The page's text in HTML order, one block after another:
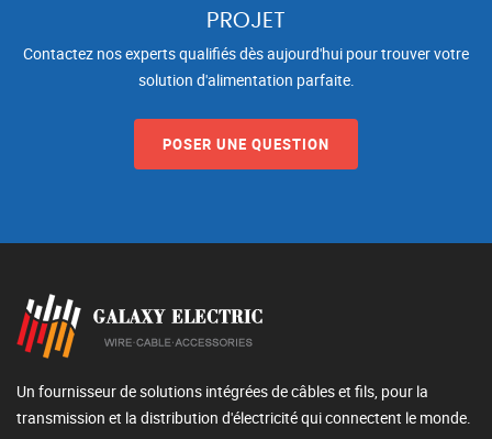
PROJET
Contactez nos experts qualifiés dès aujourd'hui pour trouver votre
solution d'alimentation parfaite.
POSER UNE QUESTION
Un fournisseur de solutions intégrées de câbles et fils, pour la
transmission et la distribution d'électricité qui connectent le monde.